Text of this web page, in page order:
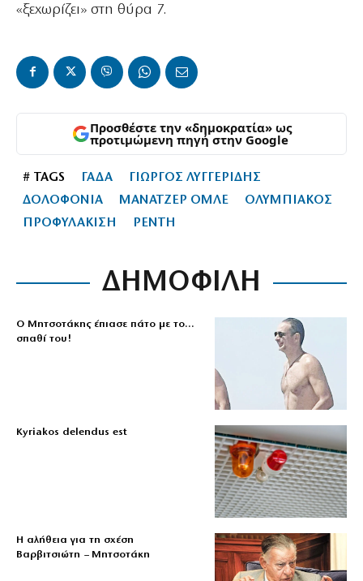
«ξεχωρίζει» στη θύρα 7.
Προσθέστε την «δημοκρατία» ως
προτιμώμενη πηγή στην Google
# TAGS ΓΑΔΑ
ΓΙΩΡΓΟΣ ΛΥΓΓΕΡΙΔΗΣ
ΔΟΛΟΦΟΝΙΑ
ΜΑΝΑΤΖΕΡ ΟΜΛΕ
ΟΛΥΜΠΙΑΚΟΣ
ΠΡΟΦΥΛΑΚΙΣΗ
ΡΕΝΤΗ
ΔΗΜΟΦΙΛΗ
Ο Μητσοτάκης έπιασε πάτο με το…
σπαθί του!
Kyriakos delendus est
Η αλήθεια για τη σχέση
Βαρβιτσιώτη – Μητσοτάκη